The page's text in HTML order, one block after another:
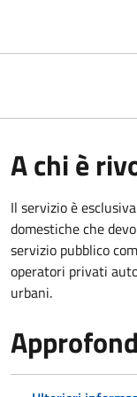
A chi è
Il servizio è
domestiche che
servizio pubblico
operatori privati
urbani.